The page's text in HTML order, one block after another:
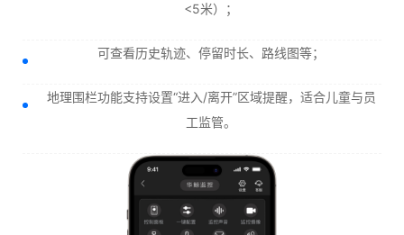
<5米）；
可查看历史轨迹、停留时长、路线图等；
地理围栏功能支持设置“进入/离开”区域提醒，适合儿童与员
工监管。